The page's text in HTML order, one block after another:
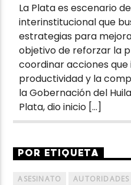
La Plata es escenario
interinstitucional que
estrategias para
objetivo de reforzar la
coordinar acciones que
productividad y la
la Gobernación del
Plata, dio inicio […]
POR ETIQUETA
ASESINATO AUTORIDADES